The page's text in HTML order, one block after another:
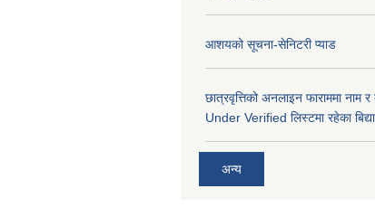
आशयको सूचना-सेनिटरी प्याड
छात्रवृत्तिको अनलाइन फाराममा नाम
Under Verified लिस्टमा रहेका
अन्य